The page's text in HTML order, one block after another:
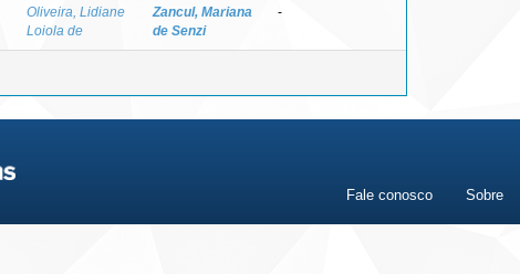
Oliveira, Lidiane
Loiola de
Zancul, Mariana
de Senzi
-
Fale conosco Sobre